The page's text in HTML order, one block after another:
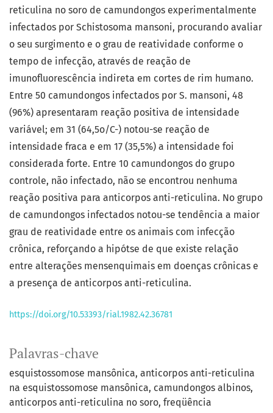
Palavras-chave
esquistossomose mansônica anticorpos anti-reticulina
na esquistossomose mansônica camundongos albinos
anticorpos anti-reticulina no soro freqüência
reticulina no soro de camundongos experimentalmente
infectados por Schistosoma mansoni, procurando avaliar
o seu surgimento e o grau de reatividade conforme o
tempo de infecção, através de reação de
imunofluorescência indireta em cortes de rim humano.
Entre 50 camundongos infectados por S. mansoni, 48
(96%) apresentaram reação positiva de intensidade
variável; em 31 (64,5o/C-) notou-se reação de
intensidade fraca e em 17 (35,5%) a intensidade foi
considerada forte. Entre 10 camundongos do grupo
controle, não infectado, não se encontrou nenhuma
reação positiva para anticorpos anti-reticulina. No grupo
de camundongos infectados notou-se tendência a maior
grau de reatividade entre os animais com infecção
crônica, reforçando a hipótse de que existe relação
entre alterações mensenquimais em doenças crônicas e
a presença de anticorpos anti-reticulina.
https://doi.org/10.53393/rial.1982.42.36781